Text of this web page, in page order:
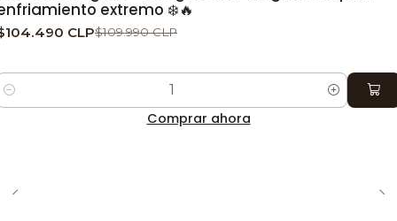
extremo ❄️🔥
CLP$109.990 CLP
Comprar ahora